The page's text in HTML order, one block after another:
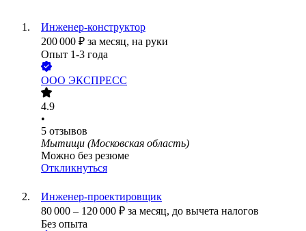
Инженер-конструктор
200 000 ₽ за месяц, на руки
Опыт 1-3 года
ООО ЭКСПРЕСС
4.9
•
5 отзывов
Мытищи (Московская область)
Можно без резюме
Откликнуться
Инженер-проектировщик
80 000 – 120 000 ₽ за месяц, до вычета налогов
Без опыта